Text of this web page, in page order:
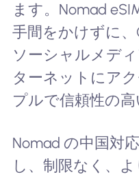
ます。Nomad
手間をかけずに、
ソーシャルメデ
ターネットにア
プルで信頼性の高
Nomad の中国対
し、制限なく、